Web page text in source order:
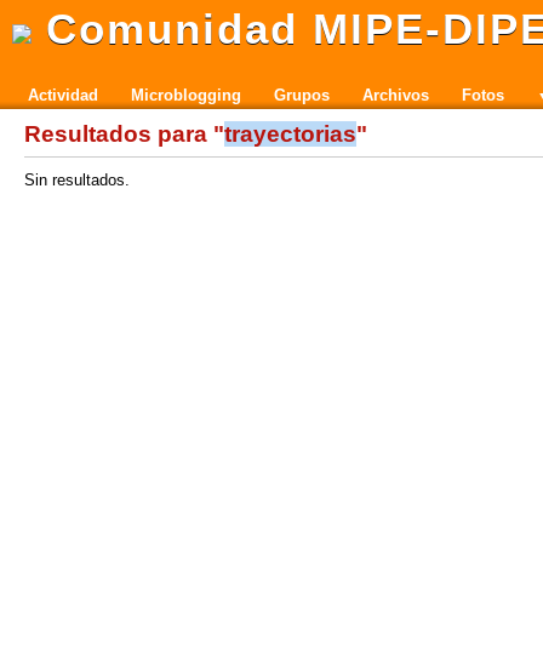
Comunidad MIPE-
Actividad Microblogging Grupos Archivos Fotos
Resultados para "trayectorias"
Sin resultados.